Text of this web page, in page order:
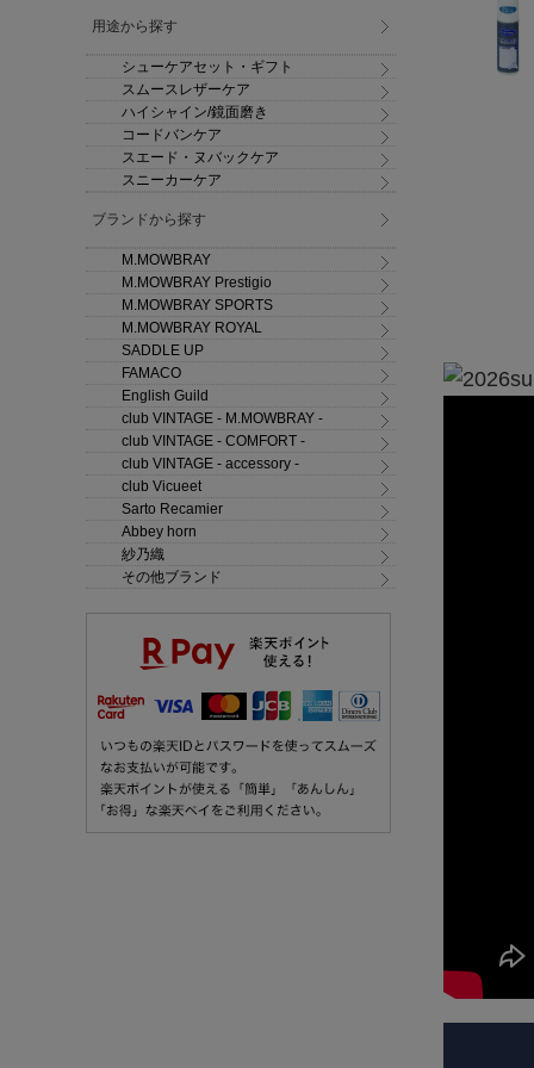
用途から探す
シューケアセット・ギフト
スムースレザーケア
ハイシャイン/鏡面磨き
コードバンケア
スエード・ヌバックケア
スニーカーケア
ブランドから探す
M.MOWBRAY
M.MOWBRAY Prestigio
M.MOWBRAY SPORTS
M.MOWBRAY ROYAL
SADDLE UP
FAMACO
English Guild
club VINTAGE - M.MOWBRAY -
club VINTAGE - COMFORT -
club VINTAGE - accessory -
club Vicueet
Sarto Recamier
Abbey horn
紗乃織
その他ブランド